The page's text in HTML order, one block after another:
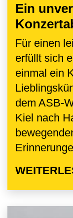
Ein
Für einen
erfüllt sich
einmal ein
dem ASB-
Kiel nach